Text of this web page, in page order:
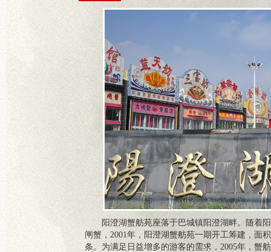
阳澄湖蟹舫苑座落于巴城镇阳澄湖畔。随着
闸蟹，2001年，阳澄湖蟹舫苑一期开工筹建，面
条。为满足日益增多的游客的需求，2005年，蟹